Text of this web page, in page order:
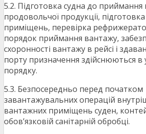
5.2. Підготовка судна до
продовольчої продукції,
приміщень, перевірка
порядок приймання вантажу,
схоронності вантажу в рейсі і
порту призначення здійснюються в
порядку.
5.3. Безпосередньо перед початком
завантажувальних операцій
вантажних приміщень суден,
обов’язковій санітарній обробці.